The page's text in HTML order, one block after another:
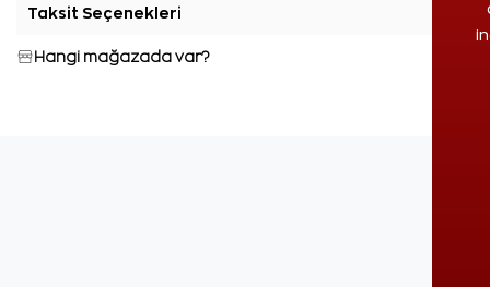
Taksit Seçenekleri
Hangi mağazada var?